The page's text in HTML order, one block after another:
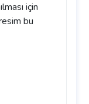
için
bu